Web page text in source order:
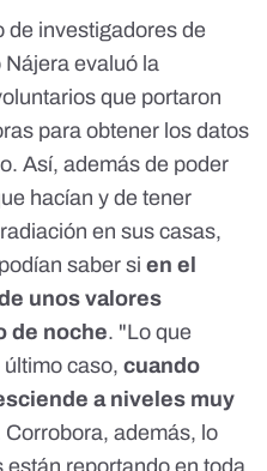
de investigadores de
evaluó la
que portaron
para obtener los datos
. Así, además de poder
hacían y de tener
en sus casas,
saber si en el
unos valores
de noche. "Lo que
caso, cuando
a niveles muy
además, lo